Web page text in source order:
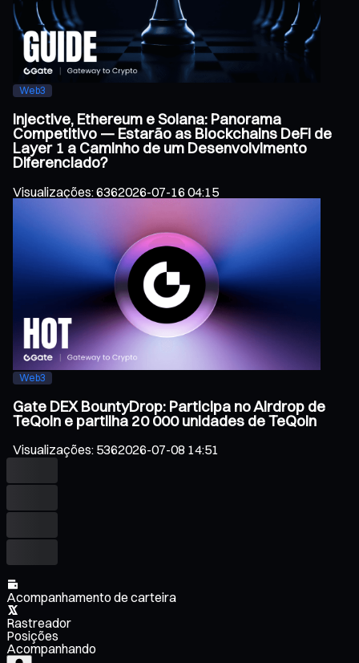
Web3
Injective, Ethereum e Solana: Panorama
Competitivo — Estarão as Blockchains DeFi de
Layer 1 a Caminho de um Desenvolvimento
Diferenciado?
Visualizações:6362026-07-16 04:15
Web3
Gate DEX BountyDrop: Participa no Airdrop de
TeQoin e partilha 20 000 unidades de TeQoin
Visualizações: 5362026-07-08 14:51
Acompanhamento de carteira
Rastreador
Posições
Acompanhando